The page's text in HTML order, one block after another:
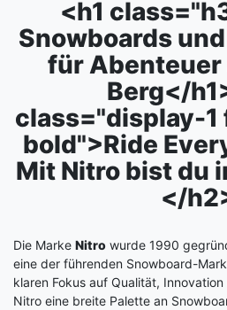
<h1
Snowboards
für Abenteuer
Berg</
class="display-
bold">Ride
Mit Nitro bist du
</
Die Marke Nitro wurde 1990
eine der führenden Snowboard-
klaren Fokus auf Qualität,
Nitro eine breite Palette an